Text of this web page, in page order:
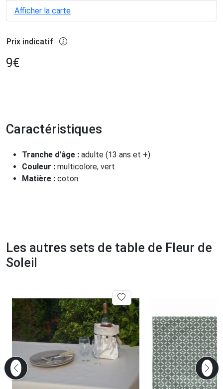
Afficher la carte
Prix indicatif
9€
Caractéristiques
Tranche d'âge : adulte (13 ans et +)
Couleur : multicolore, vert
Matière : coton
Les autres sets de table de Fleur de
Soleil